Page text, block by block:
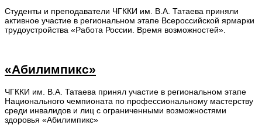
Студенты и преподаватели ЧГККИ им. В.А. Татаева приняли
активное участие в региональном этапе Всероссийской ярмарки
трудоустройства «Работа России. Время возможностей».
«Абилимпикс»
ЧГККИ им. В.А. Татаева принял участие в региональном этапе
Национального чемпионата по профессиональному мастерству
среди инвалидов и лиц с ограниченными возможностями
здоровья «Абилимпикс»